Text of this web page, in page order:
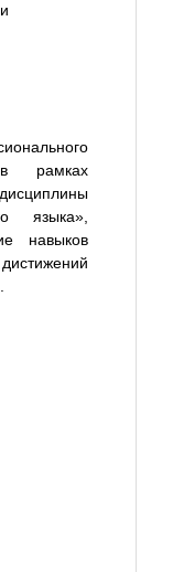
рамках
языка»,
навыков